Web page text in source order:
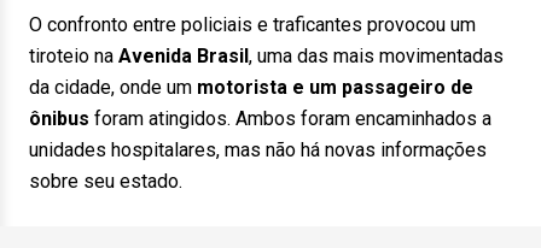
O confronto entre policiais e traficantes provocou um
tiroteio na Avenida Brasil, uma das mais movimentadas
da cidade, onde um motorista e um passageiro de
ônibus foram atingidos. Ambos foram encaminhados a
unidades hospitalares, mas não há novas informações
sobre seu estado.